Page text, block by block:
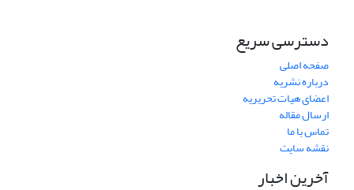
دسترسی سریع
صفحه اصلی
درباره نشریه
اعضای هیات تحریریه
ارسال مقاله
تماس با ما
نقشه سایت
آخرین اخبار